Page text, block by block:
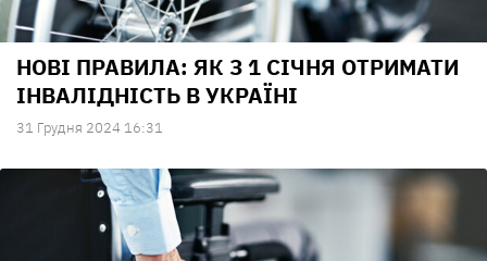
НОВІ ПРАВИЛА: ЯК З 1 СІЧНЯ ОТРИМАТИ
ІНВАЛІДНІСТЬ В УКРАЇНІ
31 Грудня 2024 16:31